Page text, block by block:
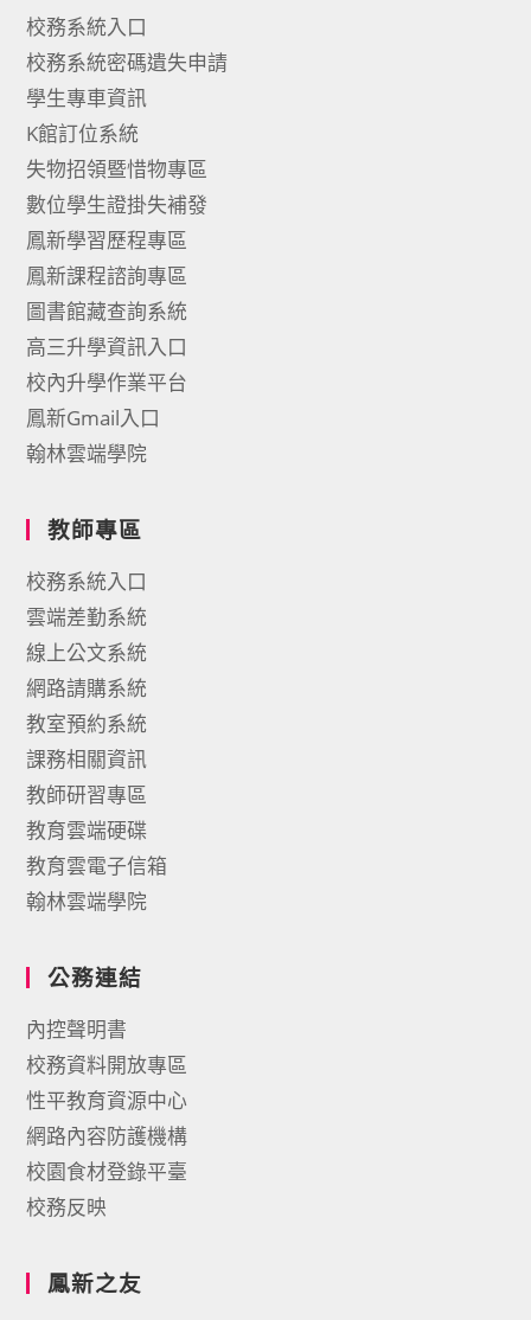
校務系統入口
校務系統密碼遺失申請
學生專車資訊
K館訂位系統
失物招領暨惜物專區
數位學生證掛失補發
鳳新學習歷程專區
鳳新課程諮詢專區
圖書館藏查詢系統
高三升學資訊入口
校內升學作業平台
鳳新Gmail入口
翰林雲端學院
教師專區
校務系統入口
雲端差勤系統
線上公文系統
網路請購系統
教室預約系統
課務相關資訊
教師研習專區
教育雲端硬碟
教育雲電子信箱
翰林雲端學院
公務連結
內控聲明書
校務資料開放專區
性平教育資源中心
網路內容防護機構
校園食材登錄平臺
校務反映
鳳新之友